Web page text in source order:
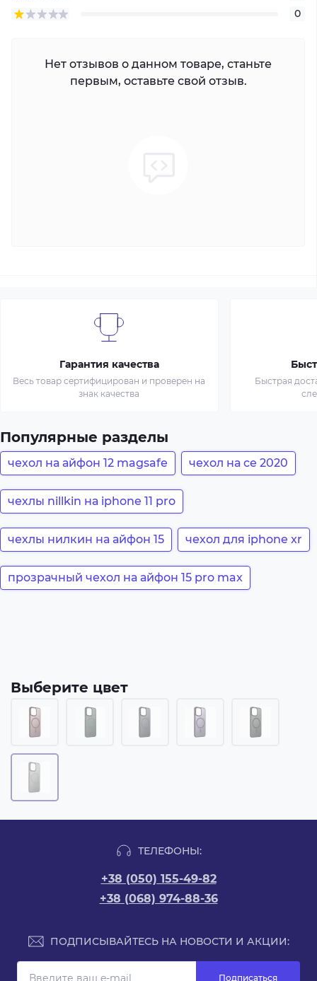
0
Нет отзывов о данном товаре, станьте
первым, оставьте свой отзыв.
Гарантия качества
Весь товар сертифицирован и проверен на
знак качества
Быстрая
Популярные разделы
чехол на айфон 12 magsafe чехол на се 2020
чехлы nillkin на iphone 11 pro
чехлы нилкин на айфон 15 чехол для iphone xr
прозрачный чехол на айфон 15 pro max
Выберите цвет
ТЕЛЕФОНЫ:
+38 (050) 155-49-82
+38 (068) 974-88-36
ПОДПИСЫВАЙТЕСЬ НА НОВОСТИ И АКЦИИ:
Подписаться